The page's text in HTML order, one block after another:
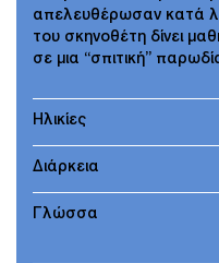
απελευθέρωσαν κατά
του σκηνοθέτη δίνει
σε μια “σπιτική”
Ηλικίες
Διάρκεια
Γλώσσα